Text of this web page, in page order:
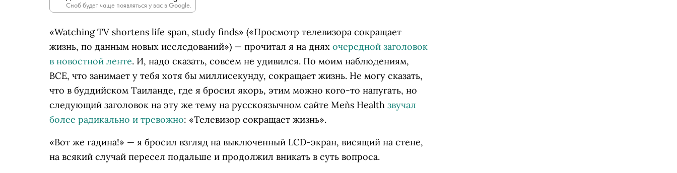
Сноб будет чаще появляться у вас в Google.
«Watching TV shortens life span, study finds» («Просмотр телевизора сокращает
жизнь, по данным новых исследований») — прочитал я на днях очередной заголовок
в новостной ленте. И, надо сказать, совсем не удивился. По моим наблюдениям,
ВСЕ, что занимает у тебя хотя бы миллисекунду, сокращает жизнь. Не могу сказать,
что в буддийском Таиланде, где я бросил якорь, этим можно кого-то напугать, но
следующий заголовок на эту же тему на русскоязычном сайте Men`s Health звучал
более радикально и тревожно: «Телевизор сокращает жизнь».
«Вот же гадина!» — я бросил взгляд на выключенный LCD-экран, висящий на стене,
на всякий случай пересел подальше и продолжил вникать в суть вопроса.